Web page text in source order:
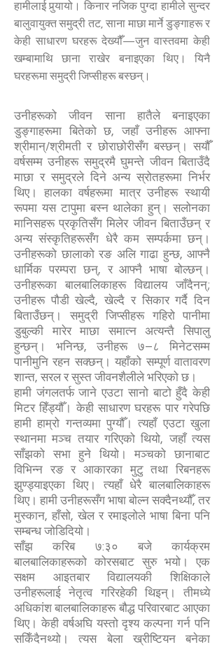
हामीलाई पुर्‍यायो। किनार नजिक पुग्दा हामीले सुन्दर
बालुवायुक्त समुद्री तट, साना माछा मार्ने डुङ्गाहरू र
केही साधारण घरहरू देख्यौँ—जुन वास्तवमा केही
खम्बामाथि छाना राखेर बनाइएका थिए। यिनै
घरहरूमा समुद्री जिप्सीहरू बस्छन्।
उनीहरूको जीवन साना हातैले बनाइएका
डुङ्गाहरूमा बितेको छ, जहाँ उनीहरू आफ्ना
श्रीमान्/श्रीमती र छोराछोरीसँग बस्छन्। सयौँ
वर्षसम्म उनीहरू समुद्रमै घुमन्ते जीवन बिताउँदै
माछा र समुद्रले दिने अन्य स्रोतहरूमा निर्भर
थिए। हालका वर्षहरूमा मात्र उनीहरू स्थायी
रूपमा यस टापुमा बस्न थालेका हुन्। सलोनका
मानिसहरू प्रकृतिसँग मिलेर जीवन बिताउँछन् र
अन्य संस्कृतिहरूसँग धेरै कम सम्पर्कमा छन्।
उनीहरूको छालाको रङ अलि गाढा हुन्छ, आफ्नै
धार्मिक परम्परा छन्, र आफ्नै भाषा बोल्छन्।
उनीहरूका बालबालिकाहरू विद्यालय जाँदैनन्;
उनीहरू पौडी खेल्दै, खेल्दै र सिकार गर्दै दिन
बिताउँछन्। समुद्री जिप्सीहरू गहिरो पानीमा
डुबुल्की मारेर माछा समात्न अत्यन्तै सिपालु
हुन्छन्। भनिन्छ, उनीहरू ७–८ मिनेटसम्म
पानीमुनि रहन सक्छन्। यहाँको सम्पूर्ण वातावरण
शान्त, सरल र सुस्त जीवनशैलीले भरिएको छ।
हामी जंगलतर्फ जाने एउटा सानो बाटो हुँदै केही
मिटर हिँड्यौँ। केही साधारण घरहरू पार गरेपछि
हामी हाम्रो गन्तव्यमा पुग्यौँ। त्यहाँ एउटा खुला
स्थानमा मञ्च तयार गरिएको थियो, जहाँ त्यस
साँझको सभा हुने थियो। मञ्चको छानाबाट
विभिन्न रङ र आकारका मुटु तथा रिबनहरू
झुण्ड्याइएका थिए। त्यहाँ धेरै बालबालिकाहरू
थिए। हामी उनीहरूसँग भाषा बोल्न सक्दैनथ्यौँ, तर
मुस्कान, हाँसो, खेल र रमाइलोले भाषा बिना पनि
सम्बन्ध जोडिदियो।
साँझ करिब ७:३० बजे कार्यक्रम
बालबालिकाहरूको कोरसबाट सुरु भयो। एक
सक्षम आइतबार विद्यालयकी शिक्षिकाले
उनीहरूलाई नेतृत्व गरिरहेकी थिइन्। तीमध्ये
अधिकांश बालबालिकाहरू बौद्ध परिवारबाट आएका
थिए। केही वर्षअघि यस्तो दृश्य कल्पना गर्न पनि
सकिँदैनथ्यो। त्यस बेला ख्रीष्टियन बनेका